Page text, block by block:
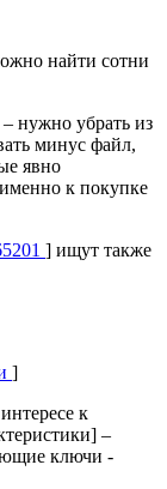
найти сотни
– нужно убрать из
минус файл,
явно
именно к покупке
] ищут также
]
к
–
ключи -